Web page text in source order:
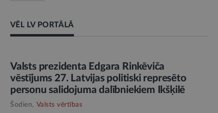
VĒL LV PORTĀLĀ
AMATPERSONAS RUNA
Valsts prezidenta Edgara Rinkēviča
vēstījums 27. Latvijas politiski represēto
personu salidojuma dalībniekiem Ikšķilē
Šodien, Valsts vērtības